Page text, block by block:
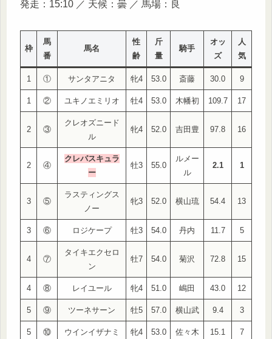
発走：15:10 ／ 天候：曇 ／ 馬場：良
枠
馬
番
馬名
性
齢
斤
量
騎手
オッ
ズ
人
気
1 ① サンタアニタ 牝4 53.0 斎藤 30.0 9
1 ② ユキノエミリオ 牡4 53.0 木幡初 109.7 17
2 ③
クレオズニード
ル
牝4 52.0 吉田豊 97.8 16
2 ④
クレパスキュラ
ー
牡3 55.0
ルメー
ル
2.1 1
3 ⑤
ラスティングス
ノー
牝3 52.0 横山琉 54.4 13
3 ⑥ ロジケープ 牡3 54.0 丹内 11.7 5
4 ⑦
タイキエクセロ
ン
牡7 54.0 菊沢 72.8 15
4 ⑧ レイユール 牝4 51.0 嶋田 43.0 12
5 ⑨ ツーネサーン 牡5 57.0 横山武 9.4 3
5 ⑩ ウインイザナミ 牝4 53.0 佐々木 15.1 7